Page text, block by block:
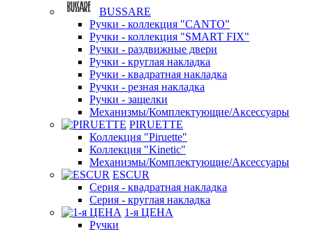
BUSSARE
Ручки - коллекция "CANTO"
Ручки - коллекция "SMART FIX"
Ручки - раздвижные двери
Ручки - круглая накладка
Ручки - квадратная накладка
Ручки - резная накладка
Ручки - защелки
Механизмы/Комплектующие/Аксессуары
PIRUETTE
Коллекция "Piruette"
Коллекция "Kinetic"
Механизмы/Комплектующие/Аксессуары
ESCUR
Серия - квадратная накладка
Серия - круглая накладка
1-я ЦЕНА
Ручки